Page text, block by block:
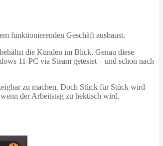
funktionierenden Geschäft ausbaust.
die Kunden im Blick. Genau diese
11-PC via Steam getestet – und schon nach
zu machen. Doch Stück für Stück wird
der Arbeitstag zu hektisch wird.